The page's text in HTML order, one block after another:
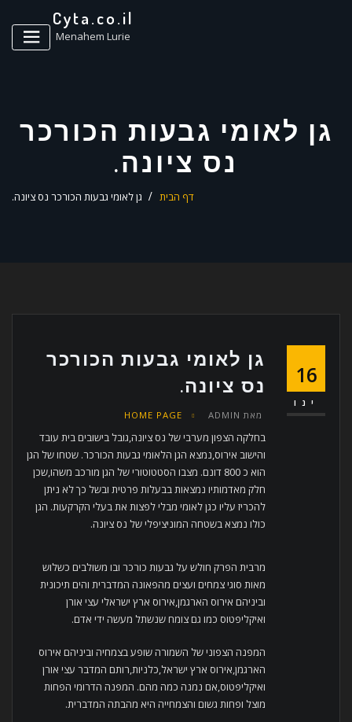
Cyta.co.il
Menahem Lurie
גן לאומי גבעות הכורכר
נס ציונה.
דף הבית גן לאומי גבעות הכורכר נס ציונה.
16
ינו
גן לאומי גבעות הכורכר
נס ציונה.
מאת ADMIN
HOME PAGE
בחלקה הצפון מערבי של נס ציונה,גובל בישובים בית עובד
והישוב אירוס,נמצא הגן הלאומי גבעות הכורכר. שטחו של הגן
הוא כ 800 דונם. מצבו הסטטוטורי של הגן מורכב משהו,שכן
חלק מאדמותיו נמצאות בבעלות פרטית ובשל כך לא ניתן
להכריז עליו כגן לאומי מבלי לפצות את בעלי הקרקעות. הגן
כולו נמצא בשטחה המוניציפלי של נס ציונה.
מרבית הפרק חולש על גבעות כורכר ובו משולבים כשלוש
מאות סוגי צמחים ועצים מהפאונה המדברית והים תיכונית
וביניהם אירוס הארגמן,אירוס ארץ ישראלי עצי אורן
ואיקליפטוס כמו גם צומח שנשתל מעשה ידי אדם.
המפנה הצפוני של השמורה שופע בצמחיה וביניהם אירוס
הארגמן,אירוס ארץ ישראל,כלניות,רותם המדבר עצי אורן
ואיקליפטוס,אם נמנה כמה מהם. המפנה הדרומי הפחות
מוצל ופחות גשום והצמחייה היא מהבתה המדברית.